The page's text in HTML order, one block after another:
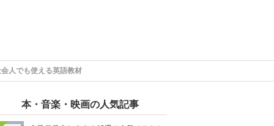
人でも使える英語教材
本・音楽・映画の人気記事